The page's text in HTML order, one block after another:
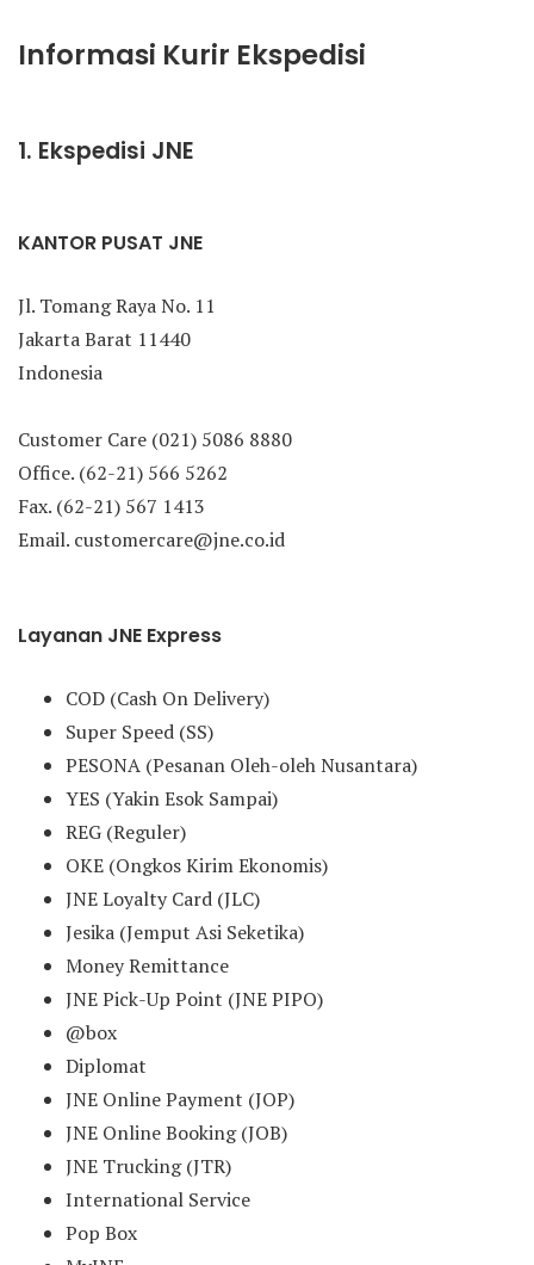
Informasi Kurir Ekspedisi
1. Ekspedisi JNE
KANTOR PUSAT JNE
Jl. Tomang Raya No. 11
Jakarta Barat 11440
Indonesia
Customer Care (021) 5086 8880
Office. (62-21) 566 5262
Fax. (62-21) 567 1413
Email. customercare@jne.co.id
Layanan JNE Express
COD (Cash On Delivery)
Super Speed (SS)
PESONA (Pesanan Oleh-oleh Nusantara)
YES (Yakin Esok Sampai)
REG (Reguler)
OKE (Ongkos Kirim Ekonomis)
JNE Loyalty Card (JLC)
Jesika (Jemput Asi Seketika)
Money Remittance
JNE Pick-Up Point (JNE PIPO)
@box
Diplomat
JNE Online Payment (JOP)
JNE Online Booking (JOB)
JNE Trucking (JTR)
International Service
Pop Box